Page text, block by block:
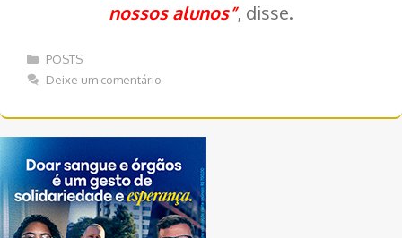
nossos alunos”, disse.
Categorias
POSTS
Deixe um comentário